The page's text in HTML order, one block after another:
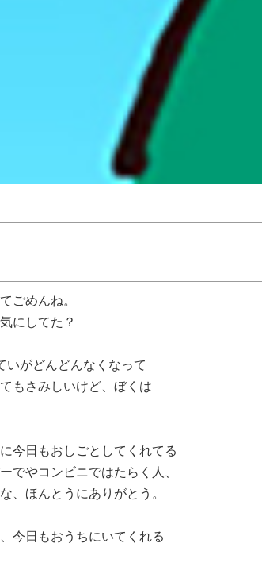
ごめんね。
にしてた？
いがどんどんなくなって
もさみしいけど、ぼくは
今日もおしごとしてくれてる
でやコンビニではたらく人、
、ほんとうにありがとう。
今日もおうちにいてくれる